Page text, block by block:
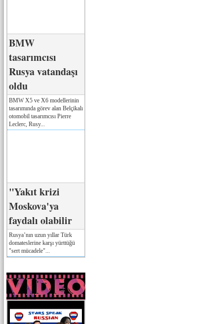
BMW
tasarımcısı
Rusya vatandaşı
oldu
BMW X5 ve X6 modellerinin
tasarımında görev alan Belçikalı
otomobil tasarımcısı Pierre
Leclerc, Rusy...
"Yakıt krizi
Moskova'ya
faydalı olabilir
Rusya’nın uzun yıllar Türk
domateslerine karşı yürttüğü
"sert mücadele"...